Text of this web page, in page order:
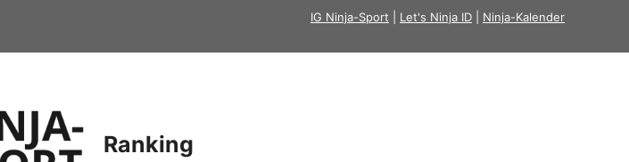
IG Ninja-Sport Let's Ninja ID Ninja-Kalender
Ranking